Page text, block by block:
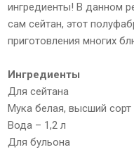
ингредиенты! В данном
сам сейтан, этот
приготовления многих
Ингредиенты
Для сейтана
Мука белая, высший сорт
Вода – 1,2 л
Для бульона